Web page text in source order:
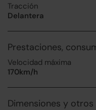
Tracción
Delantera
Prestaciones,
Velocidad máxima
170km/h
Dimensiones y